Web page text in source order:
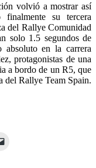
volvió a mostrar así
finalmente su tercera
del Rallye Comunidad
solo 1.5 segundos de
absoluto en la carrera
protagonistas de una
a bordo de un R5, que
del Rallye Team Spain.